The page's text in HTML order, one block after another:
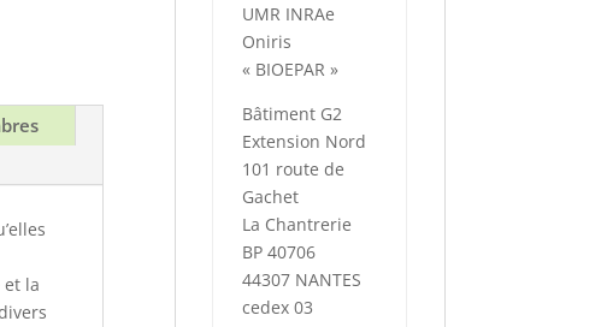
la
UMR INRAe
Oniris
« BIOEPAR »
Bâtiment G2
Extension Nord
101 route de
Gachet
La Chantrerie
BP 40706
44307 NANTES
cedex 03